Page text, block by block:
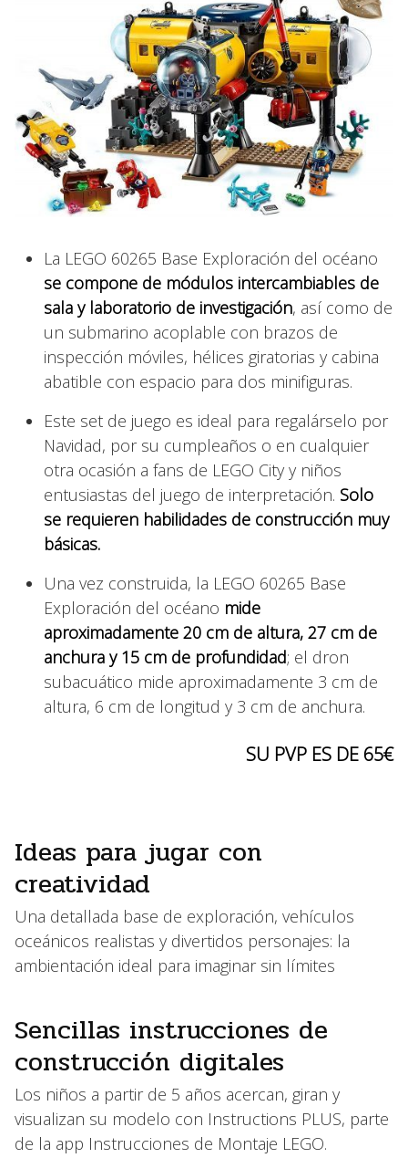
La LEGO 60265 Base Exploración del océano
se compone de módulos intercambiables de
sala y laboratorio de investigación, así como de
un submarino acoplable con brazos de
inspección móviles, hélices giratorias y cabina
abatible con espacio para dos minifiguras.
Este set de juego es ideal para regalárselo por
Navidad, por su cumpleaños o en cualquier
otra ocasión a fans de LEGO City y niños
entusiastas del juego de interpretación. Solo
se requieren habilidades de construcción muy
básicas.
Una vez construida, la LEGO 60265 Base
Exploración del océano mide
aproximadamente 20 cm de altura, 27 cm de
anchura y 15 cm de profundidad; el dron
subacuático mide aproximadamente 3 cm de
altura, 6 cm de longitud y 3 cm de anchura.
SU PVP ES DE 65€
Ideas para jugar con
creatividad
Una detallada base de exploración, vehículos
oceánicos realistas y divertidos personajes: la
ambientación ideal para imaginar sin límites
Sencillas instrucciones de
construcción digitales
Los niños a partir de 5 años acercan, giran y
visualizan su modelo con Instructions PLUS, parte
de la app Instrucciones de Montaje LEGO.